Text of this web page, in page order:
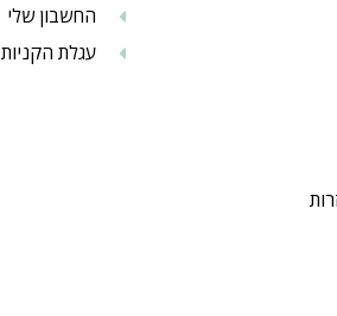
החשבון שלי
עגלת הקניות